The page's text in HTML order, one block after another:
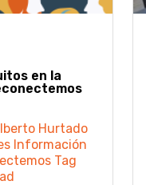
en la
Hurtado
Información
Tag